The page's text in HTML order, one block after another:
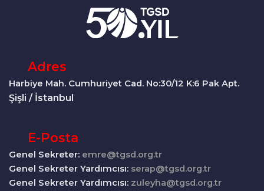
Adres
Harbiye Mah. Cumhuriyet Cad. No:30/12 K:6 Pak Apt.
Şişli / İstanbul
E-Posta
Genel Sekreter: emre@tgsd.org.tr
Genel Sekreter Yardımcısı: serap@tgsd.org.tr
Genel Sekreter Yardımcısı: zuleyha@tgsd.org.tr